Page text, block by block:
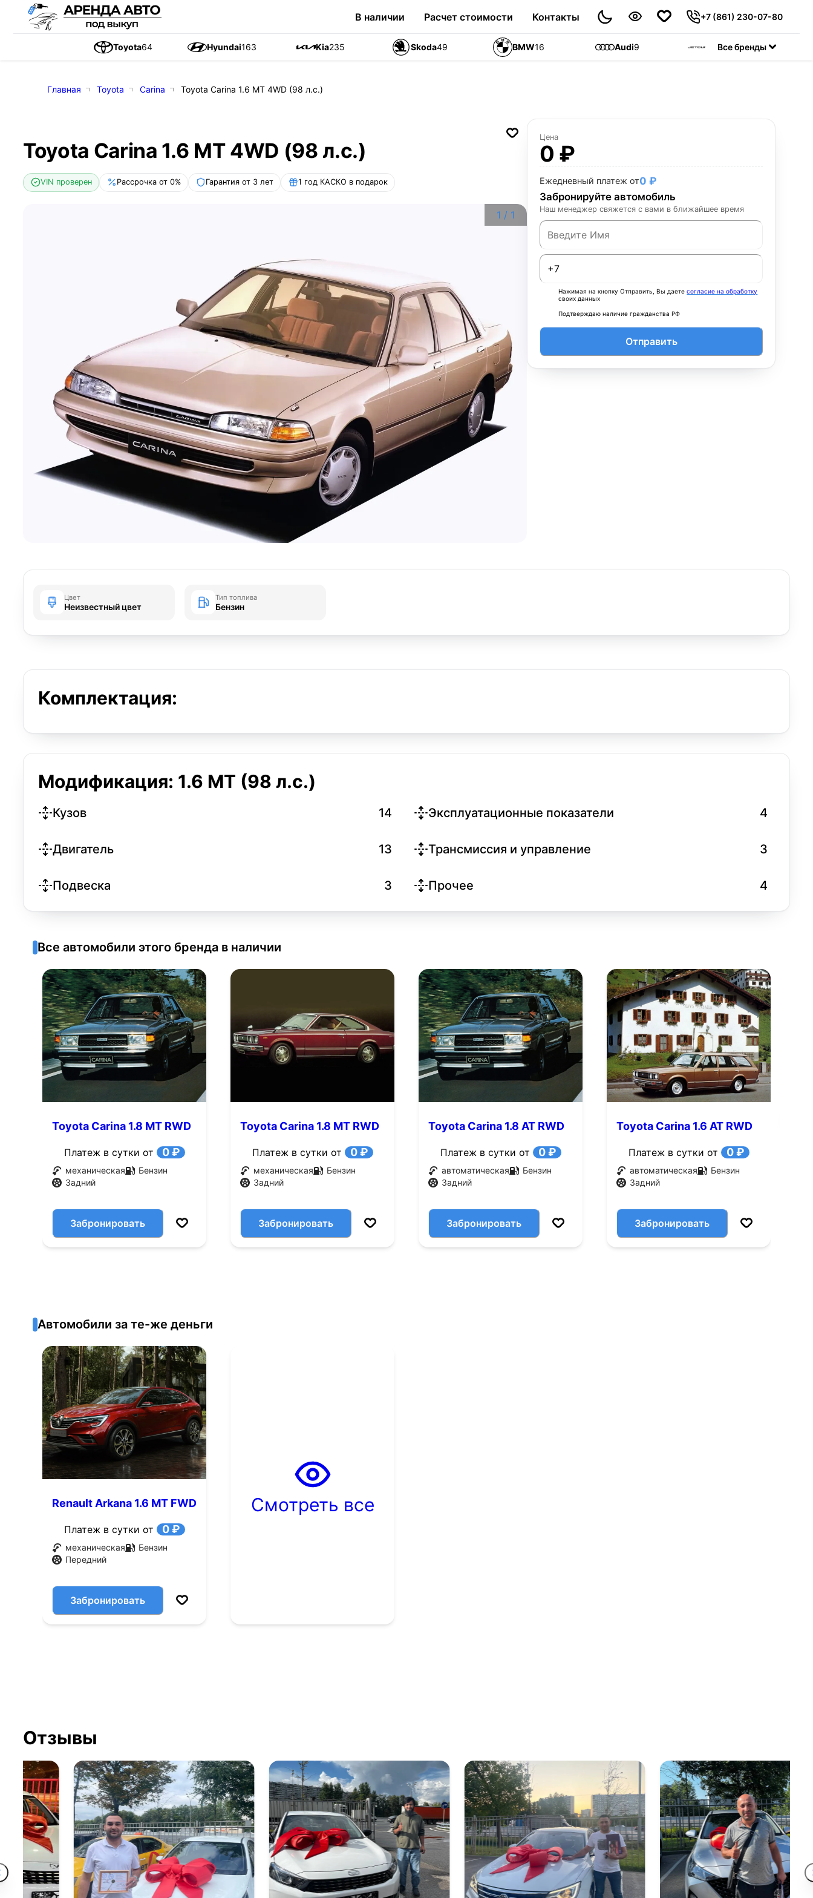
В наличии Расчет стоимости Контакты +7 (861) 230-07-80
Toyota64 Hyundai163 Kia235 Skoda49 BMW16 Audi9 Jetour55
Все бренды
Главная Toyota Carina Toyota Carina 1.6 MT 4WD (98 л.с.)
Toyota Carina 1.6 MT 4WD (98 л.с.)
VIN проверен Рассрочка от 0% Гарантия от 3 лет 1 год КАСКО в подарок
1 / 1
Цена
0 ₽
Ежедневный платеж от0 ₽
Забронируйте автомобиль
Наш менеджер свяжется с вами в ближайшее время
Нажимая на кнопку Отправить, Вы даетесогласие на обработку
своих данных
Подтверждаю наличие гражданства РФ
Отправить
Цвет
Неизвестный цвет
Тип топлива
Бензин
Комплектация:
Модификация: 1.6 MT (98 л.с.)
Кузов 14 Эксплуатационные показатели 4
Двигатель 13 Трансмиссия и управление 3
Подвеска 3 Прочее 4
Все автомобили этого бренда в наличии
Toyota Carina 1.8 MT RWD
Платеж в сутки от 0 ₽
механическая
Бензин
Задний
Забронировать
Toyota Carina 1.8 MT RWD
Платеж в сутки от 0 ₽
механическая
Бензин
Задний
Забронировать
Toyota Carina 1.8 AT RWD
Платеж в сутки от 0 ₽
автоматическая
Бензин
Задний
Забронировать
Toyota Carina 1.6 AT RWD
Платеж в сутки от 0 ₽
автоматическая
Бензин
Задний
Забронировать
Автомобили за те-же деньги
Renault Arkana 1.6 MT FWD
Платеж в сутки от 0 ₽
механическая
Бензин
Передний
Забронировать
Смотреть все
Отзывы